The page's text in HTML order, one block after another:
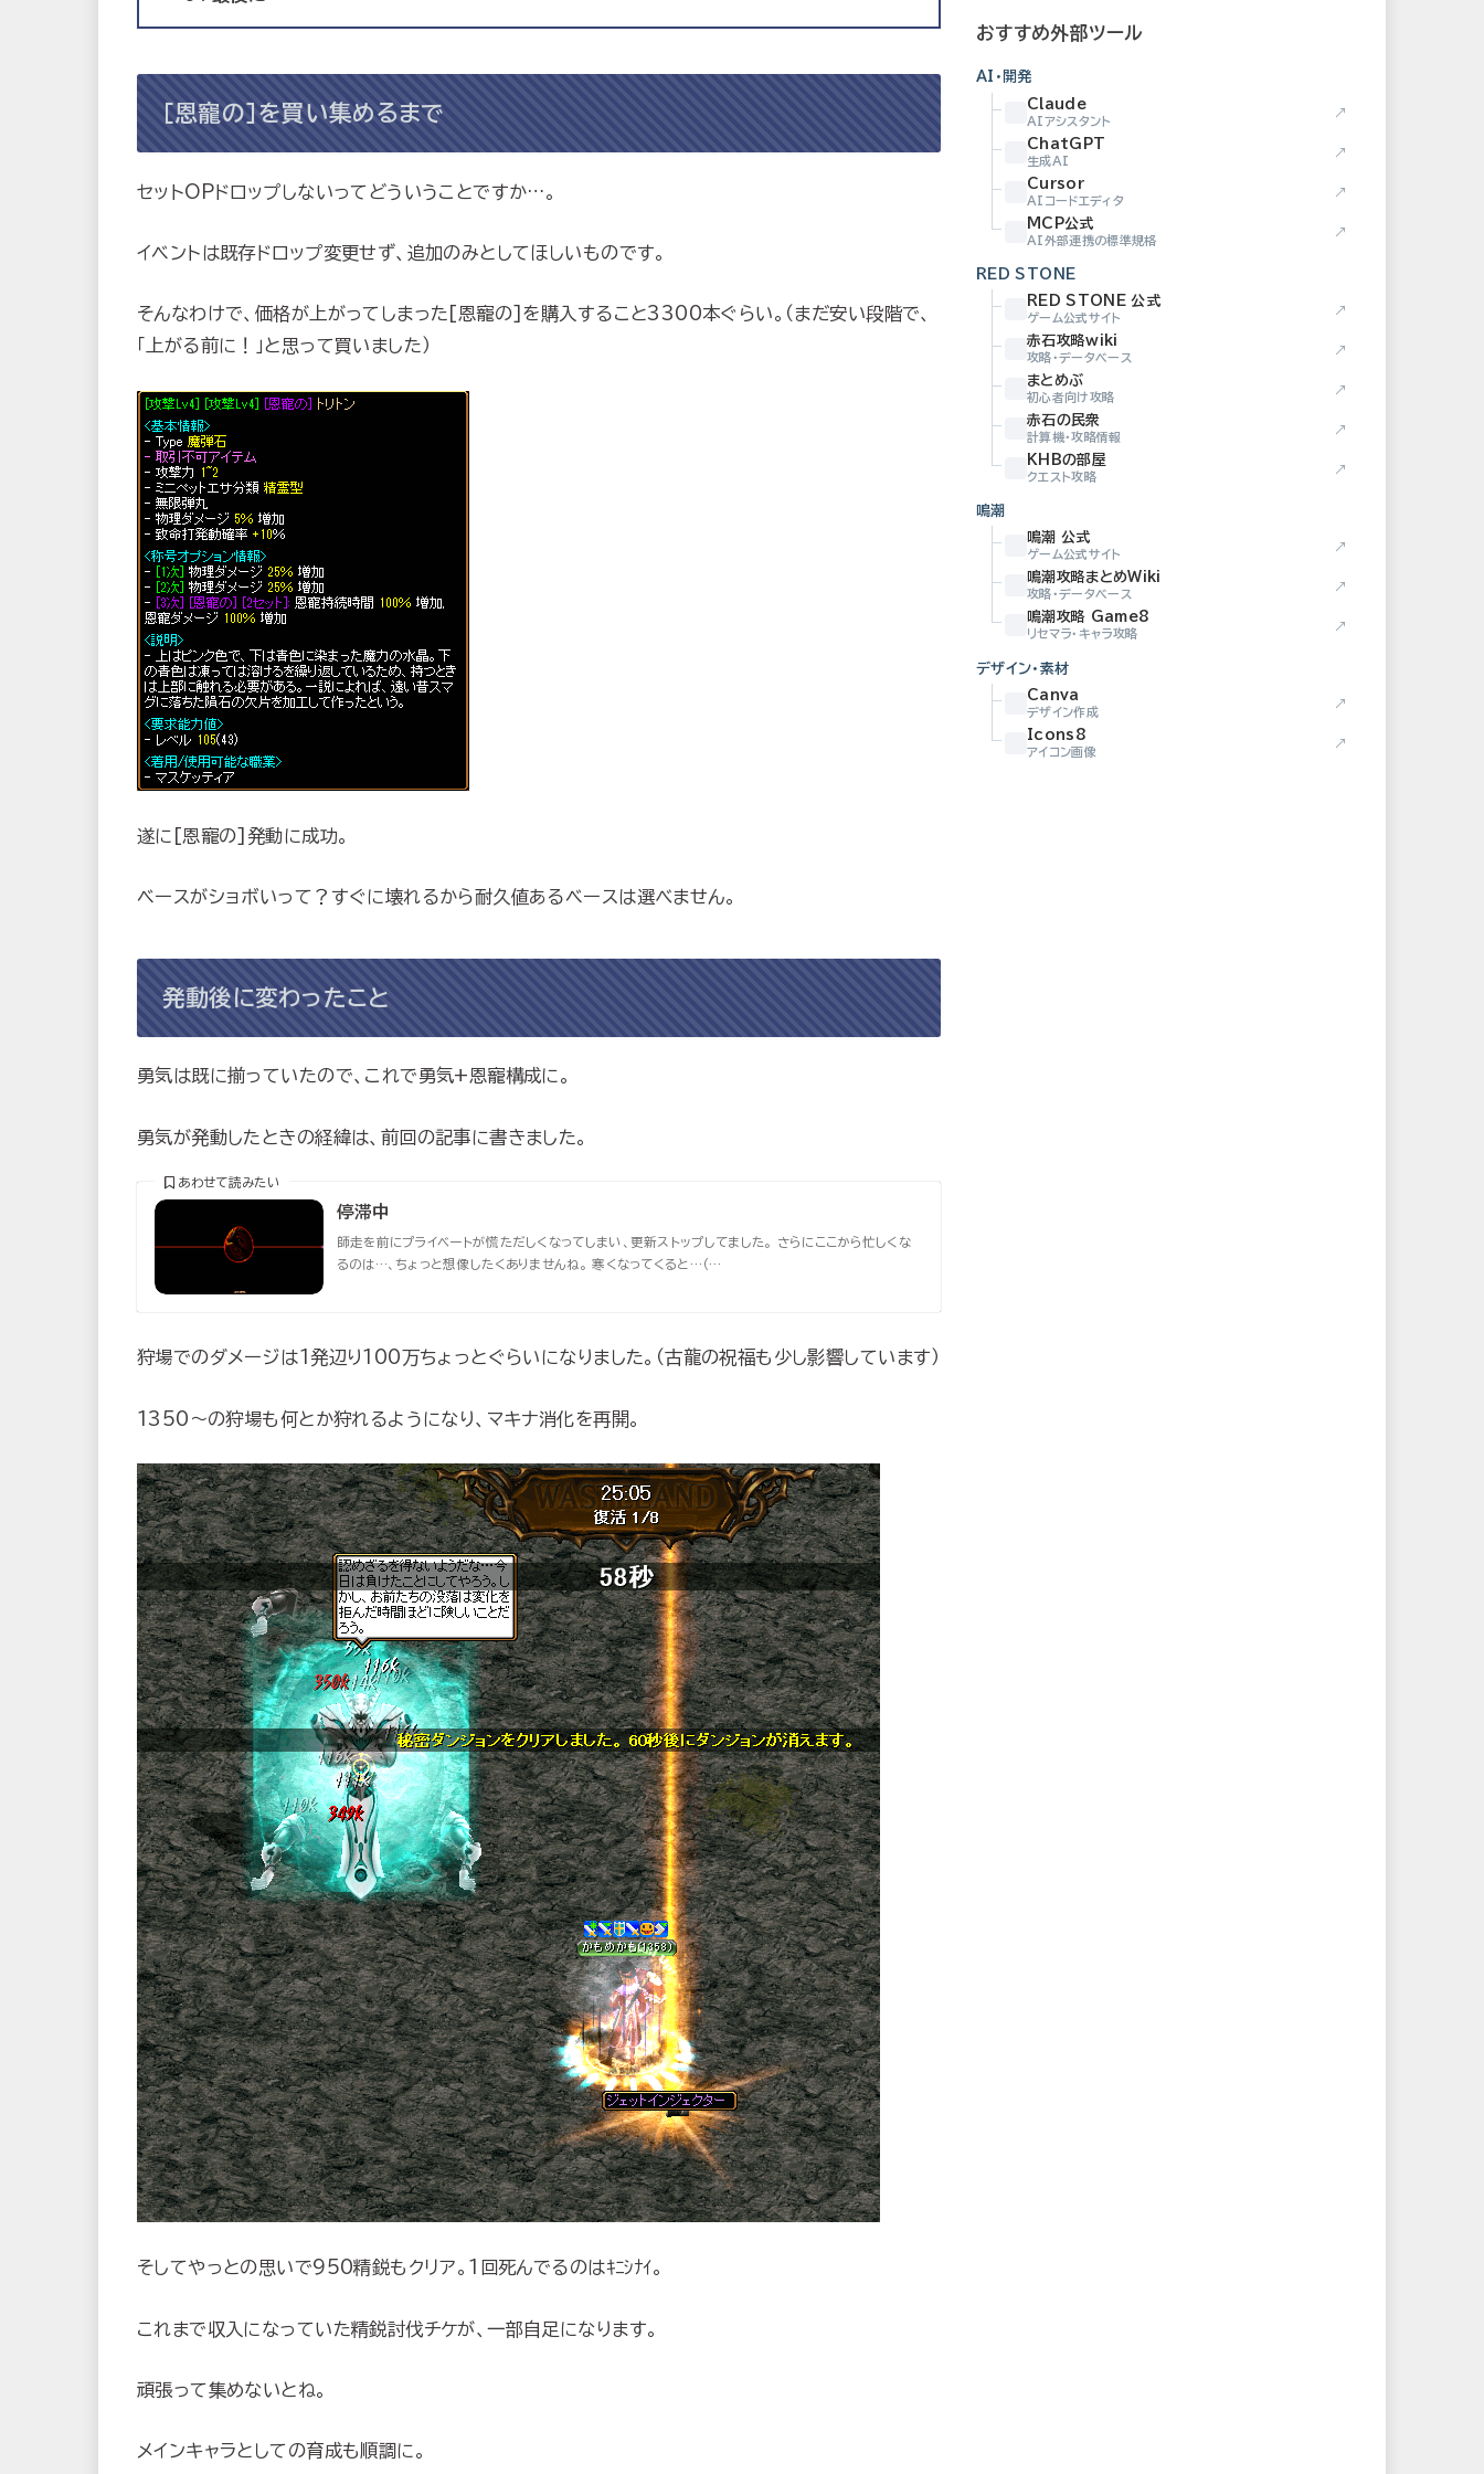
[恩寵の]を買い集めるまで
セットOPドロップしないってどういうことですか…。
イベントは既存ドロップ変更せず、追加のみとしてほしいものです。
そんなわけで、価格が上がってしまった[恩寵の]を購入すること3300本ぐらい。（まだ安い段階で、
「上がる前に！」と思って買いました）
遂に[恩寵の]発動に成功。
ベースがショボいって？すぐに壊れるから耐久値あるベースは選べません。
発動後に変わったこと
勇気は既に揃っていたので、これで勇気+恩寵構成に。
勇気が発動したときの経緯は、前回の記事に書きました。
停滞中
師走を前にプライベートが慌ただしくなってしまい、更新ストップしてました。 さらにここから忙しくな
るのは…、ちょっと想像したくありませんね。 寒くなってくると…（…
あわせて読みたい
狩場でのダメージは1発辺り100万ちょっとぐらいになりました。（古龍の祝福も少し影響しています）
1350～の狩場も何とか狩れるようになり、マキナ消化を再開。
そしてやっとの思いで950精鋭もクリア。1回死んでるのはｷﾆｼﾅｲ。
これまで収入になっていた精鋭討伐チケが、一部自足になります。
頑張って集めないとね。
メインキャラとしての育成も順調に。
おすすめ外部ツール
AI・開発
Claude
AIアシスタント
↗
ChatGPT
生成AI
↗
Cursor
AIコードエディタ
↗
MCP公式
AI外部連携の標準規格
↗
RED STONE
RED STONE 公式
ゲーム公式サイト
↗
赤石攻略wiki
攻略・データベース
↗
まとめぶ
初心者向け攻略
↗
赤石の民衆
計算機・攻略情報
↗
KHBの部屋
クエスト攻略
↗
鳴潮
鳴潮 公式
ゲーム公式サイト
↗
鳴潮攻略まとめWiki
攻略・データベース
↗
鳴潮攻略 Game8
リセマラ・キャラ攻略
↗
デザイン・素材
Canva
デザイン作成
↗
Icons8
アイコン画像
↗